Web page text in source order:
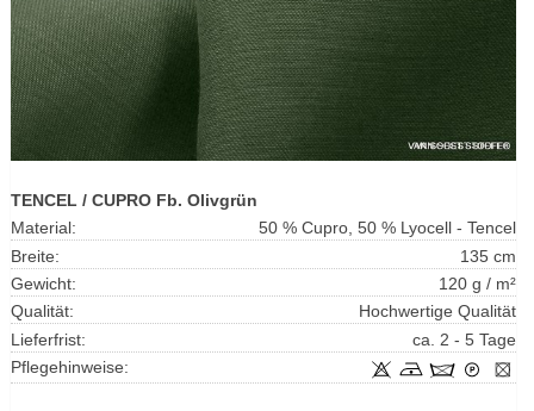
TENCEL / CUPRO Fb. Olivgrün
Material:
50 % Cupro, 50 % Lyocell - Tencel
Breite:
135 cm
Gewicht:
120 g / m²
Qualität:
Hochwertige Qualität
Lieferfrist:
ca. 2 - 5 Tage
Pflegehinweise: